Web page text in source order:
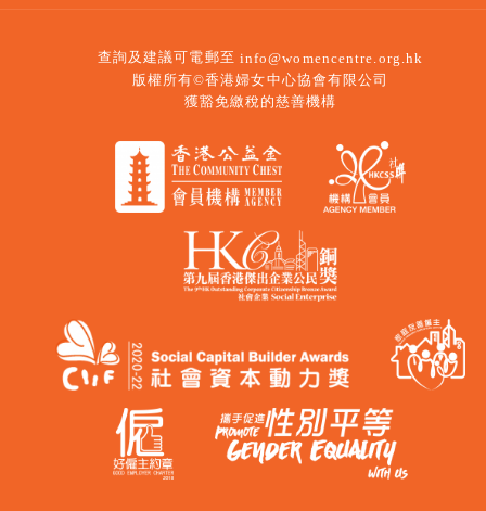
查詢及建議可電郵至 info@womencentre.org.hk
版權所有©香港婦女中心協會有限公司
獲豁免繳稅的慈善機構